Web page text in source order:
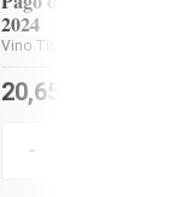
2024
Vino Tinto
20,65
-